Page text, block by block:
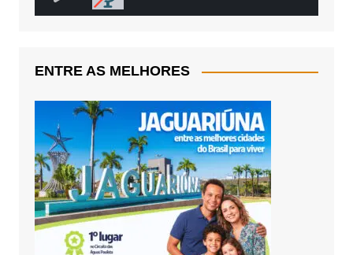
ENTRE AS MELHORES